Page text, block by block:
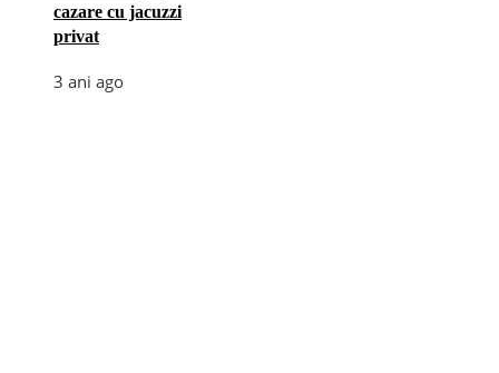
cazare cu jacuzzi
privat
3 ani ago